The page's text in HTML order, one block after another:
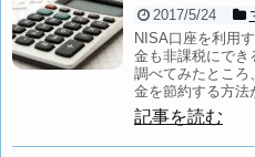
2017/5/24
NISA口座を利用
金も非課税にでき
調べてみたところ
金を節約する方法
記事を読む